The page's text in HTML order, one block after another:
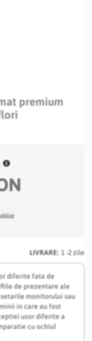
premium
LIVRARE: 1 -2 zile
diferite fata de
de prezentare ale
monitorului sau
in care au fost
usor diferite a
cu ochiul